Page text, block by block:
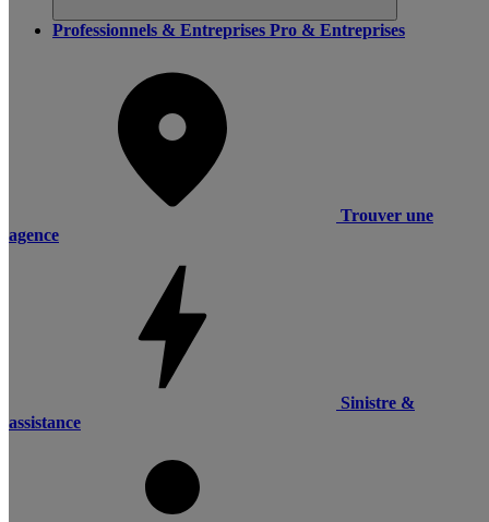
Professionnels & Entreprises Pro & Entreprises
Trouver une
agence
Sinistre &
assistance